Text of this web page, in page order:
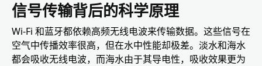
信号传输背后的科学原理
Wi-Fi 和蓝牙都依赖高频无线电波来传输数据。这些信号在
空气中传播效率很高，但在水中性能却极差。淡水和海水
都会吸收无线电波，而海水由于其导电性，吸收效果更为